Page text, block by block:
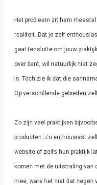
Het probleem zit hem
realiteit. Dat je zelf
gaat tenslotte om jouw
over bent, wil natuurlijk niet
is. Toch zie ik dat die
Op verschillende gebieden
Zo zijn veel praktijken
producten. Zo enthousiast
website of zelfs hun praktijk
komen met de uitstraling van
mee, ware het niet dat negen